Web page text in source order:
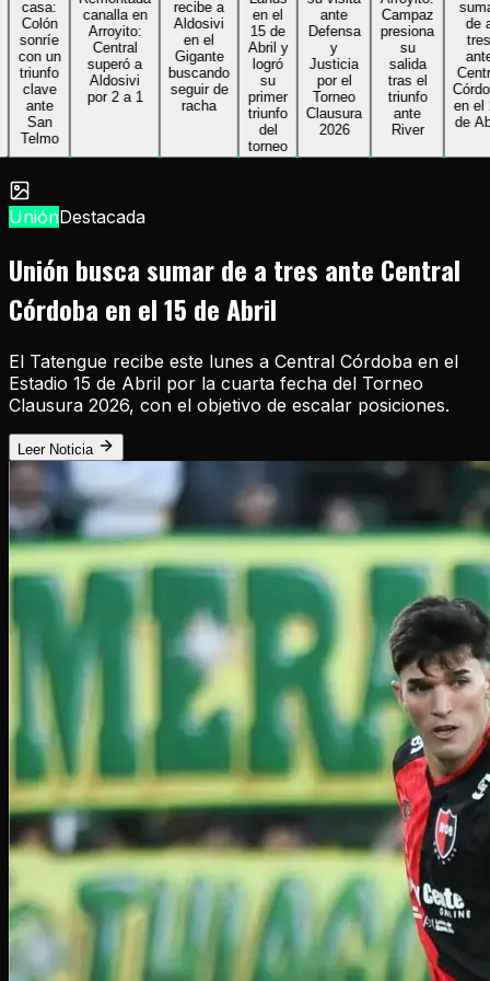
casa:
Colón
sonríe
con un
triunfo
clave
ante
San
Telmo
canalla en
Arroyito:
Central
superó a
Aldosivi
por 2 a 1
recibe a
Aldosivi
en el
Gigante
buscando
seguir de
racha
en el
15 de
Abril y
logró
primer
triunfo
torneo
ante
Defensa
Justicia
por el
Torneo
Clausura
2026
Campaz
presiona
salida
tras el
triunfo
ante
River
sumar
de a
tres
ante
Central
Córdoba
en el 15
de Abril
UniónDestacada
Unión busca sumar de a tres ante Central
Córdoba en el 15 de Abril
El Tatengue recibe este lunes a Central Córdoba en el
Estadio 15 de Abril por la cuarta fecha del Torneo
Clausura 2026, con el objetivo de escalar posiciones.
Leer Noticia